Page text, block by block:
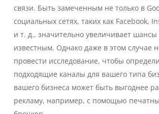
связи. Быть замеченным не только в
социальных сетях, таких как Facebook,
и т. д., значительно увеличивает
известным. Однако даже в этом случае
провести исследование, чтобы
подходящие каналы для вашего типа
вашего бизнеса может быть выгоднее
рекламу, например, с помощью